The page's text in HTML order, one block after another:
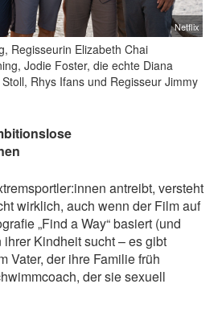
Netflix
Regisseurin Elizabeth Chai
Jodie Foster, die echte Diana
Rhys Ifans und Regisseur Jimmy
antreibt, versteht
wirklich, auch wenn der Film auf
„Find a Way“ basiert (und
Kindheit sucht – es gibt
Vater, der ihre Familie früh
der sie sexuell